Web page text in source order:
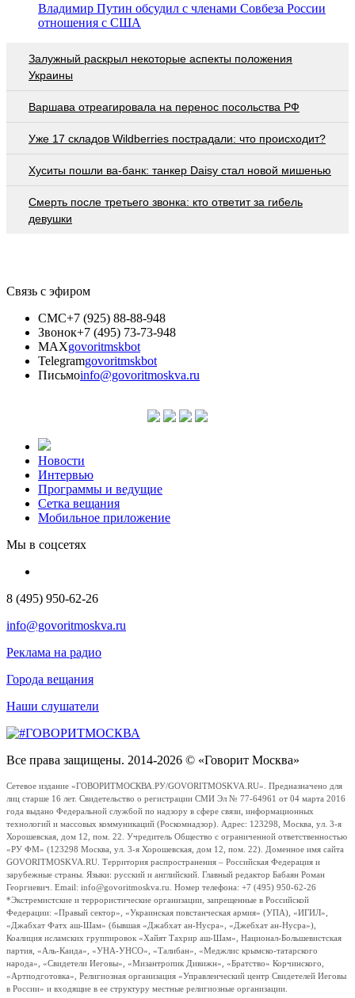
Владимир Путин обсудил с членами Совбеза России
отношения с США
Залужный раскрыл некоторые аспекты положения
Украины
Варшава отреагировала на перенос посольства РФ
Уже 17 складов Wildberries пострадали: что происходит?
Хуситы пошли ва-банк: танкер Daisy стал новой мишенью
Смерть после третьего звонка: кто ответит за гибель
девушки
Связь с эфиром
СМС+7 (925) 88-88-948
Звонок+7 (495) 73-73-948
MAXgovoritmskbot
Telegramgovoritmskbot
Письмоinfo@govoritmoskva.ru
Новости
Интервью
Программы и ведущие
Сетка вещания
Мобильное приложение
Мы в соцсетях
8 (495) 950-62-26
info@govoritmoskva.ru
Реклама на радио
Города вещания
Наши слушатели
Все права защищены. 2014-2026 © «Говорит Москва»
Сетевое издание «ГОВОРИТМОСКВА.РУ/GOVORITMOSKVA.RU». Предназначено для
лиц старше 16 лет. Свидетельство о регистрации СМИ Эл № 77-64961 от 04 марта 2016
года выдано Федеральной службой по надзору в сфере связи, информационных
технологий и массовых коммуникаций (Роскомнадзор). Адрес: 123298, Москва, ул. 3-я
Хорошевская, дом 12, пом. 22. Учредитель Общество с ограниченной ответственностью
«РУ ФМ» (123298 Москва, ул. 3-я Хорошевская, дом 12, пом. 22). Доменное имя сайта
GOVORITMOSKVA.RU. Территория распространения – Российская Федерация и
зарубежные страны. Языки: русский и английский. Главный редактор Бабаян Роман
Георгиевич. Email: info@govoritmoskva.ru. Номер телефона: +7 (495) 950-62-26
*Экстремистские и террористические организации, запрещенные в Российской
Федерации: «Правый сектор», «Украинская повстанческая армия» (УПА), «ИГИЛ»,
«Джабхат Фатх аш-Шам» (бывшая «Джабхат ан-Нусра», «Джебхат ан-Нусра»),
Коалиция исламских группировок «Хайят Тахрир аш-Шам», Национал-Большевистская
партия, «Аль-Каида», «УНА-УНСО», «Талибан», «Меджлис крымско-татарского
народа», «Свидетели Иеговы», «Мизантропик Дивижн», «Братство» Корчинского,
«Артподготовка», Религиозная организация «Управленческий центр Свидетелей Иеговы
в России» и входящие в ее структуру местные религиозные организации.